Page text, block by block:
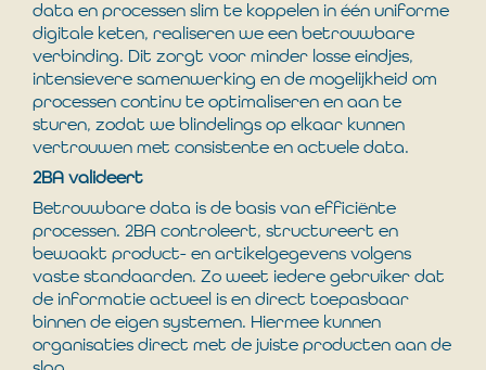
data en processen slim te koppelen in één uniforme
digitale keten, realiseren we een betrouwbare
verbinding. Dit zorgt voor minder losse eindjes,
intensievere samenwerking en de mogelijkheid om
processen continu te optimaliseren en aan te
sturen, zodat we blindelings op elkaar kunnen
vertrouwen met consistente en actuele data.
2BA valideert
Betrouwbare data is de basis van efficiënte
processen. 2BA controleert, structureert en
bewaakt product- en artikelgegevens volgens
vaste standaarden. Zo weet iedere gebruiker dat
de informatie actueel is en direct toepasbaar
binnen de eigen systemen. Hiermee kunnen
organisaties direct met de juiste producten aan de